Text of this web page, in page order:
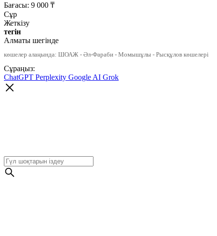
Бағасы: 9 000 ₸
Сұр
Жеткізу
тегін
Алматы шегінде
көшелер алаңында: ШОАЖ - Әл-Фараби - Момышұлы - Рысқұлов көшелері
Сұраңыз:
ChatGPT Perplexity Google AI Grok